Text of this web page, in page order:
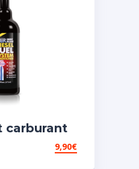
carburant
9,90€